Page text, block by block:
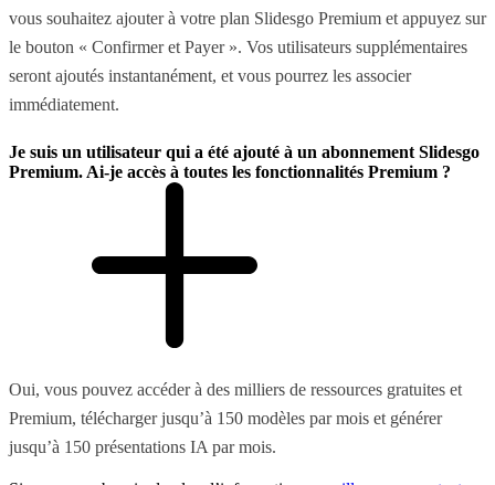
vous souhaitez ajouter à votre plan Slidesgo Premium et appuyez sur
le bouton « Confirmer et Payer ». Vos utilisateurs supplémentaires
seront ajoutés instantanément, et vous pourrez les associer
immédiatement.
Je suis un utilisateur qui a été ajouté à un abonnement Slidesgo
Premium. Ai-je accès à toutes les fonctionnalités Premium ?
Oui, vous pouvez accéder à des milliers de ressources gratuites et
Premium, télécharger jusqu’à 150 modèles par mois et générer
jusqu’à 150 présentations IA par mois.